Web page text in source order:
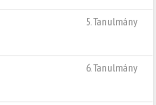
5. Tanulmány
6. Tanulmány